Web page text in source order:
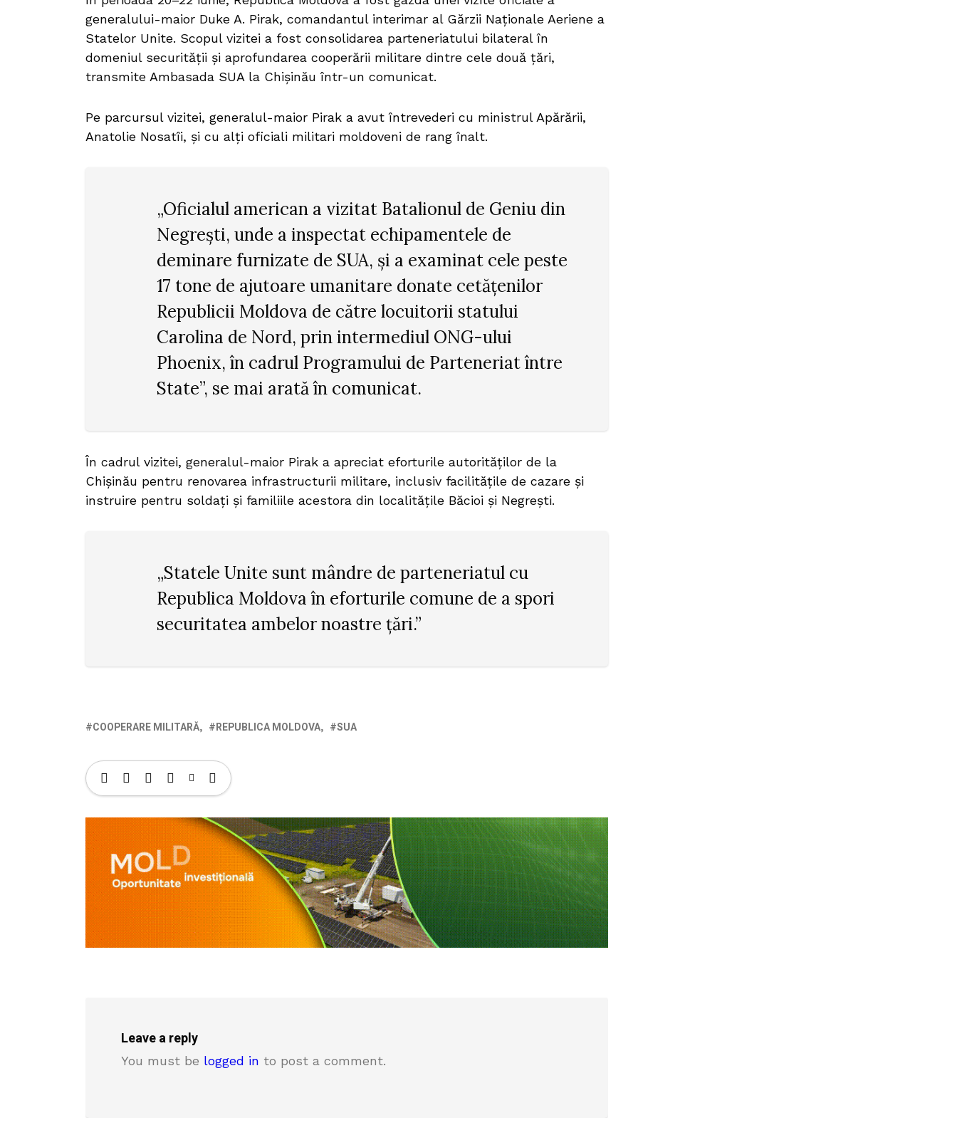
generalului-maior Duke A. Pirak, comandantul interimar al Gărzii Naționale Aeriene a
Statelor Unite. Scopul vizitei a fost consolidarea parteneriatului bilateral în
domeniul securității și aprofundarea cooperării militare dintre cele două țări,
transmite Ambasada SUA la Chișinău într-un comunicat.
Pe parcursul vizitei, generalul-maior Pirak a avut întrevederi cu ministrul Apărării,
Anatolie Nosatîi, și cu alți oficiali militari moldoveni de rang înalt.
„Oficialul american a vizitat Batalionul de Geniu din
Negrești, unde a inspectat echipamentele de
deminare furnizate de SUA, și a examinat cele peste
17 tone de ajutoare umanitare donate cetățenilor
Republicii Moldova de către locuitorii statului
Carolina de Nord, prin intermediul ONG-ului
Phoenix, în cadrul Programului de Parteneriat între
State”, se mai arată în comunicat.
În cadrul vizitei, generalul-maior Pirak a apreciat eforturile autorităților de la
Chișinău pentru renovarea infrastructurii militare, inclusiv facilitățile de cazare și
instruire pentru soldați și familiile acestora din localitățile Băcioi și Negrești.
„Statele Unite sunt mândre de parteneriatul cu
Republica Moldova în eforturile comune de a spori
securitatea ambelor noastre țări.”
COOPERARE MILITARĂ REPUBLICA MOLDOVA SUA
Leave a reply
You must be logged in to post a comment.